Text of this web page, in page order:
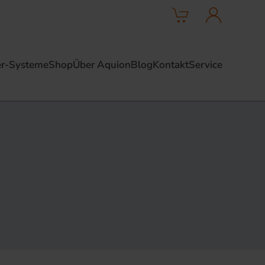
SystemeShopÜber AquionBlogKontaktService